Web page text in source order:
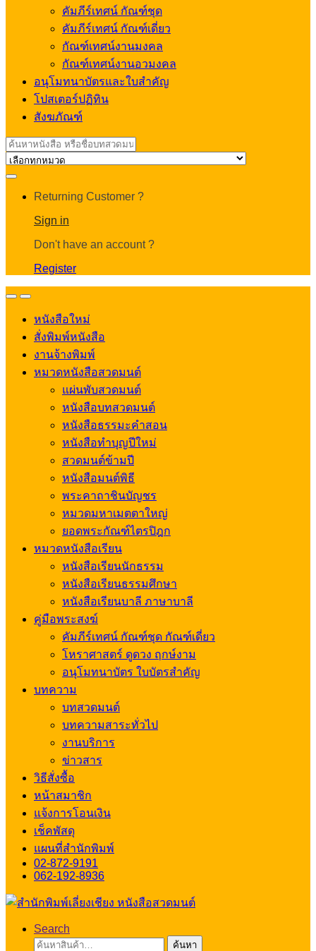
คัมภีร์เทศน์ กัณฑ์ชุด
คัมภีร์เทศน์ กัณฑ์เดี่ยว
กัณฑ์เทศน์งานมงคล
กัณฑ์เทศน์งานอวมงคล
อนุโมทนาบัตรและใบสำคัญ
โปสเตอร์ปฏิทิน
สังฆภัณฑ์
Search
for:
Returning Customer ?
Sign in
Don't have an account ?
Register
OpenClose
หนังสือใหม่
สั่งพิมพ์หนังสือ
งานจ้างพิมพ์
หมวดหนังสือสวดมนต์
แผ่นพับสวดมนต์
หนังสือบทสวดมนต์
หนังสือธรรมะคำสอน
หนังสือทำบุญปีใหม่
สวดมนต์ข้ามปี
หนังสือมนต์พิธี
พระคาถาชินบัญชร
หมวดมหาเมตตาใหญ่
ยอดพระกัณฑ์ไตรปิฎก
หมวดหนังสือเรียน
หนังสือเรียนนักธรรม
หนังสือเรียนธรรมศึกษา
หนังสือเรียนบาลี ภาษาบาลี
คู่มือพระสงฆ์
คัมภีร์เทศน์ กัณฑ์ชุด กัณฑ์เดี่ยว
โหราศาสตร์ ดูดวง ฤกษ์งาม
อนุโมทนาบัตร ใบบัตรสำคัญ
บทความ
บทสวดมนต์
บทความสาระทั่วไป
งานบริการ
ข่าวสาร
วิธีสั่งซื้อ
หน้าสมาชิก
แจ้งการโอนเงิน
เช็คพัสดุ
แผนที่สำนักพิมพ์
02-872-9191
062-192-8936
Search
ค้นหา:
ค้นหา